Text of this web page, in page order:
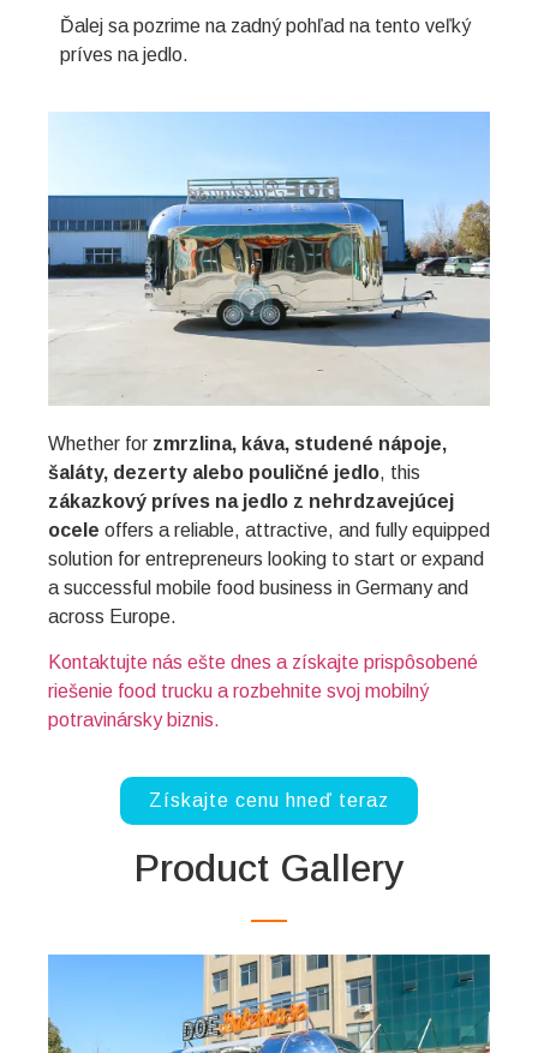
Ďalej sa pozrime na zadný pohľad na tento veľký
príves na jedlo.
Whether for zmrzlina, káva, studené nápoje,
šaláty, dezerty alebo pouličné jedlo, this
zákazkový príves na jedlo z nehrdzavejúcej
ocele offers a reliable, attractive, and fully equipped
solution for entrepreneurs looking to start or expand
a successful mobile food business in Germany and
across Europe.
Kontaktujte nás ešte dnes a získajte prispôsobené
riešenie food trucku a rozbehnite svoj mobilný
potravinársky biznis.
Získajte cenu hneď teraz
Product Gallery